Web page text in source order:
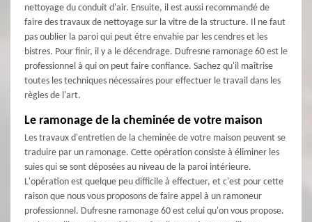
nettoyage du conduit d'air. Ensuite, il est aussi recommandé de
faire des travaux de nettoyage sur la vitre de la structure. Il ne faut
pas oublier la paroi qui peut être envahie par les cendres et les
bistres. Pour finir, il y a le décendrage. Dufresne ramonage 60 est le
professionnel à qui on peut faire confiance. Sachez qu'il maîtrise
toutes les techniques nécessaires pour effectuer le travail dans les
règles de l'art.
Le ramonage de la cheminée de votre maison
Les travaux d'entretien de la cheminée de votre maison peuvent se
traduire par un ramonage. Cette opération consiste à éliminer les
suies qui se sont déposées au niveau de la paroi intérieure.
L'opération est quelque peu difficile à effectuer, et c'est pour cette
raison que nous vous proposons de faire appel à un ramoneur
professionnel. Dufresne ramonage 60 est celui qu'on vous propose.